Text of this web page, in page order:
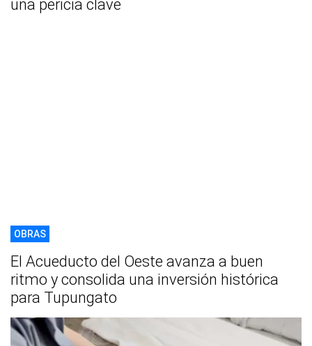
una pericia clave
OBRAS
El Acueducto del Oeste avanza a buen
ritmo y consolida una inversión histórica
para Tupungato